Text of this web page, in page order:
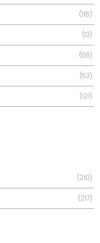
116
13
68
53
121
210
217